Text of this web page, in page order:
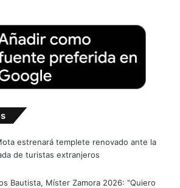
estrenará templete renovado ante la
de turistas extranjeros
Bautista, Míster Zamora 2026: "Quiero